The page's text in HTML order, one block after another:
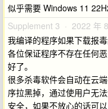
似乎需要 Windows 11
Supplement 3 · 2022 年
我编译的程序如果下载报
各位保证程序不存在任何
好了。
很多杀毒软件会自动在云
序拉黑掉，通过使用户无
安全，如果不放心的话可